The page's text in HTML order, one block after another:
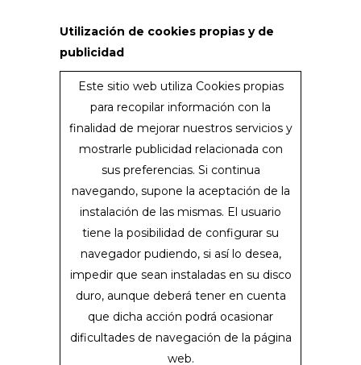
Utilización de cookies propias y de
publicidad
Este sitio web utiliza Cookies propias
para recopilar información con la
finalidad de mejorar nuestros servicios y
mostrarle publicidad relacionada con
sus preferencias. Si continua
navegando, supone la aceptación de la
instalación de las mismas. El usuario
tiene la posibilidad de configurar su
navegador pudiendo, si así lo desea,
impedir que sean instaladas en su disco
duro, aunque deberá tener en cuenta
que dicha acción podrá ocasionar
dificultades de navegación de la página
web.